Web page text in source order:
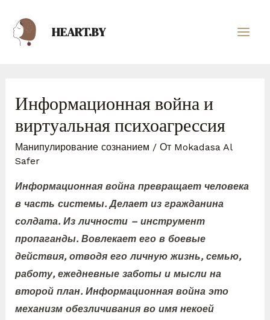
HEART.BY
Информационная война и
виртуальная психоагрессия
Манипулирование сознанием / От Mokadasa Al
Safer
Информационная война превращает человека
в часть системы. Делает из гражданина
солдата. Из личности – инструмент
пропаганды. Вовлекает его в боевые
действия, отводя его личную жизнь, семью,
работу, ежедневные заботы и мысли на
второй план. Информационная война это
механизм обезличивания во имя некоей